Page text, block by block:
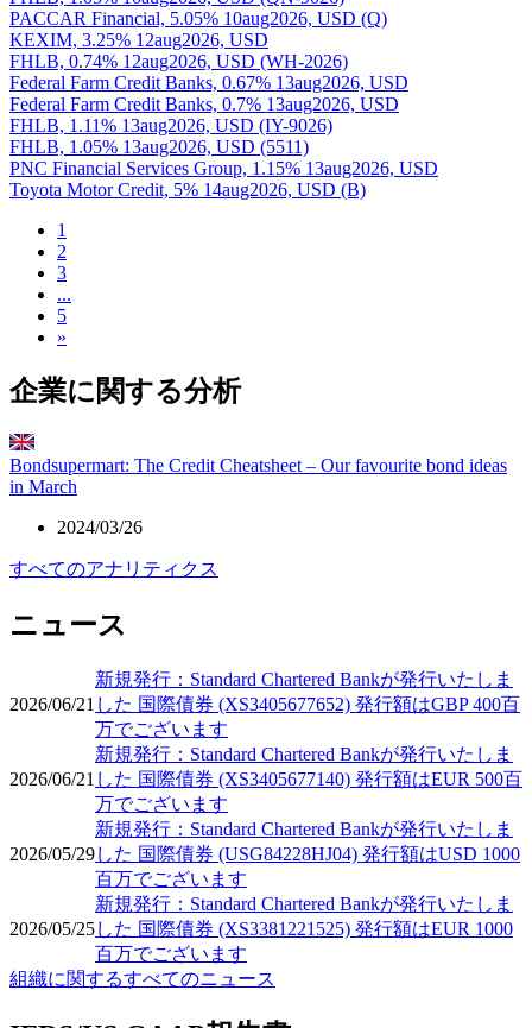
PACCAR Financial, 5.05% 10aug2026, USD (Q)
KEXIM, 3.25% 12aug2026, USD
FHLB, 0.74% 12aug2026, USD (WH-2026)
Federal Farm Credit Banks, 0.67% 13aug2026, USD
Federal Farm Credit Banks, 0.7% 13aug2026, USD
FHLB, 1.11% 13aug2026, USD (IY-9026)
FHLB, 1.05% 13aug2026, USD (5511)
PNC Financial Services Group, 1.15% 13aug2026, USD
Toyota Motor Credit, 5% 14aug2026, USD (B)
1
2
3
...
5
»
企業に関する分析
Bondsupermart: The Credit Cheatsheet – Our favourite bond ideas
in March
2024/03/26
すべてのアナリティクス
ニュース
2026/06/21
新規発行：Standard Chartered Bankが発行いたしま
した 国際債券 (XS3405677652) 発行額はGBP 400百
万でございます
2026/06/21
新規発行：Standard Chartered Bankが発行いたしま
した 国際債券 (XS3405677140) 発行額はEUR 500百
万でございます
2026/05/29
新規発行：Standard Chartered Bankが発行いたしま
した 国際債券 (USG84228HJ04) 発行額はUSD 1000
百万でございます
2026/05/25
新規発行：Standard Chartered Bankが発行いたしま
した 国際債券 (XS3381221525) 発行額はEUR 1000
百万でございます
組織に関するすべてのニュース